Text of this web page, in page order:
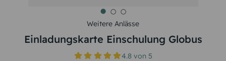
Weitere Anlässe
Einladungskarte Einschulung Globus
4.8 von5